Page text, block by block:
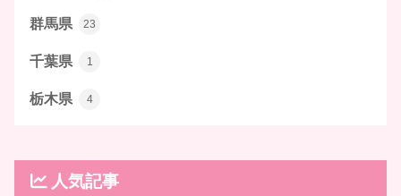
群馬県 23
千葉県 1
栃木県 4
人気記事